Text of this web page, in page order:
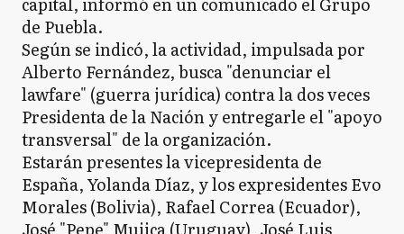
de Puebla.
Según se indicó, la actividad, impulsada por
Alberto Fernández, busca "denunciar el
lawfare" (guerra jurídica) contra la dos veces
Presidenta de la Nación y entregarle el "apoyo
transversal" de la organización.
Estarán presentes la vicepresidenta de
España, Yolanda Díaz, y los expresidentes Evo
Morales (Bolivia), Rafael Correa (Ecuador),